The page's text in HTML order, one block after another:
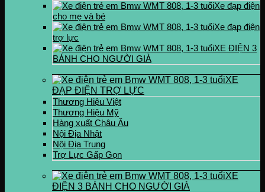
Xe đạp điện
cho mẹ và bé
Xe đạp điện
trợ lực
XE ĐIỆN 3
BÁNH CHO NGƯỜI GIÀ
XE
ĐẠP ĐIỆN TRỢ LỰC
Thương Hiệu Việt
Thương Hiệu Mỹ
Hàng xuất Châu Âu
Nội Địa Nhật
Nội Địa Trung
Trợ Lực Gấp Gọn
XE
ĐIỆN 3 BÁNH CHO NGƯỜI GIÀ